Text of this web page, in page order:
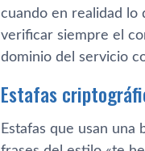
cuando en realidad lo
verificar siempre el
dominio del servicio
Estafas
Estafas que usan